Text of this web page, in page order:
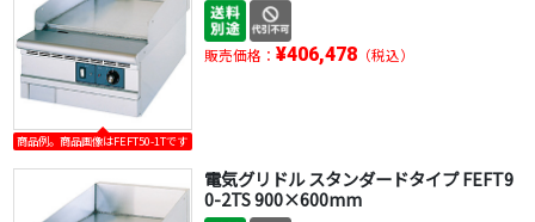
商品例。商品画像はFEFT50-1Tです
販売価格： ¥406,478（税込）
電気グリドル スタンダードタイプ FEFT9
0-2TS 900×600mm